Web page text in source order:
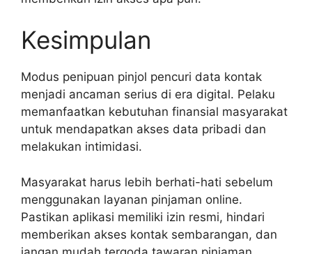
Kesimpulan
Modus penipuan pinjol pencuri data kontak
menjadi ancaman serius di era digital. Pelaku
memanfaatkan kebutuhan finansial masyarakat
untuk mendapatkan akses data pribadi dan
melakukan intimidasi.
Masyarakat harus lebih berhati-hati sebelum
menggunakan layanan pinjaman online.
Pastikan aplikasi memiliki izin resmi, hindari
memberikan akses kontak sembarangan, dan